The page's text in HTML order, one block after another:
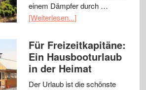
einem Dämpfer durch …
[Weiterlesen...]
Für Freizeitkapitäne:
Ein Hausbooturlaub
in der Heimat
Der Urlaub ist die schönste